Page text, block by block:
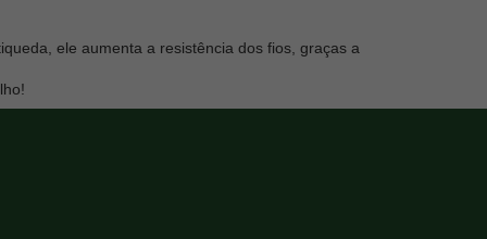
ele aumenta a resistência dos fios, graças a